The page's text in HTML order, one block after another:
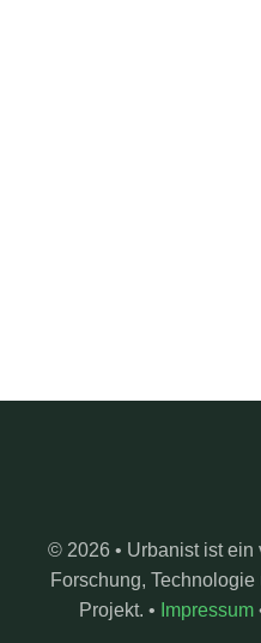
© 2026 • Urbanist ist
Forschung,
Projekt. • Impressum